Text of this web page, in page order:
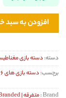
افزودن به سبد
دسته: دسته بازی
برچسب: دسته بازی های ۶ انگشتی
Brand : متفرقه | Non-Branded